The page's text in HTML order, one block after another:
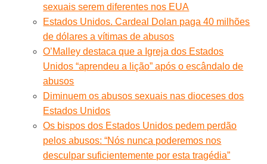
sexuais serem diferentes nos EUA
Estados Unidos. Cardeal Dolan paga 40 milhões
de dólares a vítimas de abusos
O’Malley destaca que a Igreja dos Estados
Unidos “aprendeu a lição” após o escândalo de
abusos
Diminuem os abusos sexuais nas dioceses dos
Estados Unidos
Os bispos dos Estados Unidos pedem perdão
pelos abusos: “Nós nunca poderemos nos
desculpar suficientemente por esta tragédia”